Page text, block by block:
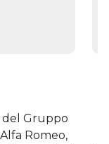
del Gruppo
Romeo,